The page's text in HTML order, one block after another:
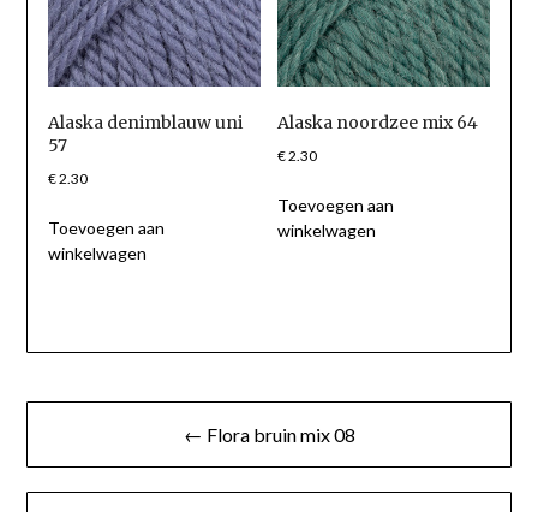
Alaska denimblauw uni
57
€2.30
Toevoegen aan
winkelwagen
Alaska noordzee mix 64
€2.30
Toevoegen aan
winkelwagen
Berichtnavigatie
← Flora bruin mix 08